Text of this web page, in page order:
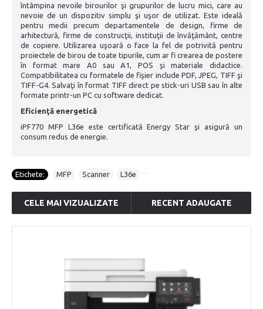
întâmpina nevoile birourilor şi grupurilor de lucru mici, care au
nevoie de un dispozitiv simplu şi uşor de utilizat. Este ideală
pentru medii precum departamentele de design, firme de
arhitectură, firme de construcţii, instituţii de învăţământ, centre
de copiere. Utilizarea uşoară o face la fel de potrivită pentru
proiectele de birou de toate tipurile, cum ar fi crearea de postere
în format mare A0 sau A1, POS şi materiale didactice.
Compatibilitatea cu formatele de fişier include PDF, JPEG, TIFF şi
TIFF-G4. Salvaţi în format TIFF direct pe stick-uri USB sau în alte
formate printr-un PC cu software dedicat.
Eficienţă energetică
iPF770 MFP L36e este certificată Energy Star şi asigură un
consum redus de energie.
Etichete: MFP Scanner L36e
CELE MAI VIZUALIZATE RECENT ADAUGATE